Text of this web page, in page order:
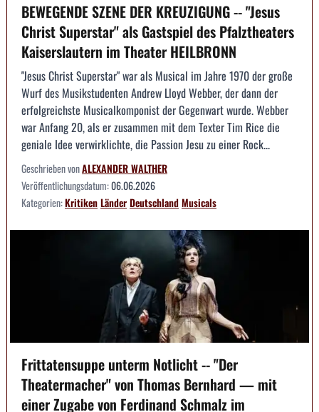
BEWEGENDE SZENE DER KREUZIGUNG -- "Jesus
Christ Superstar" als Gastspiel des Pfalztheaters
Kaiserslautern im Theater HEILBRONN
"Jesus Christ Superstar" war als Musical im Jahre 1970 der große
Wurf des Musikstudenten Andrew Lloyd Webber, der dann der
erfolgreichste Musicalkomponist der Gegenwart wurde. Webber
war Anfang 20, als er zusammen mit dem Texter Tim Rice die
geniale Idee verwirklichte, die Passion Jesu zu einer Rock...
Geschrieben vonALEXANDER WALTHER
Veröffentlichungsdatum:06.06.2026
Kategorien:KritikenLänderDeutschlandMusicals
Frittatensuppe unterm Notlicht -- "Der
Theatermacher" von Thomas Bernhard — mit
einer Zugabe von Ferdinand Schmalz im